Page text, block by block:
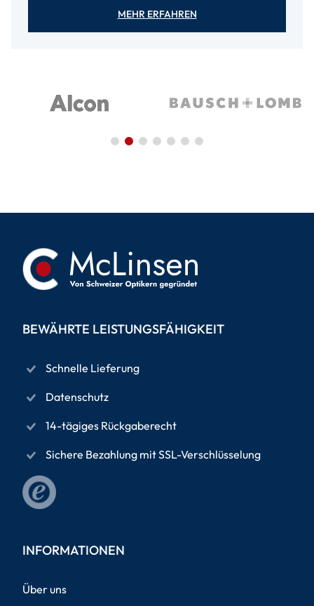
MEHR ERFAHREN
BEWÄHRTE LEISTUNGSFÄHIGKEIT
Schnelle Lieferung
Datenschutz
14-tägiges Rückgaberecht
Sichere Bezahlung mit SSL-Verschlüsselung
INFORMATIONEN
Über uns